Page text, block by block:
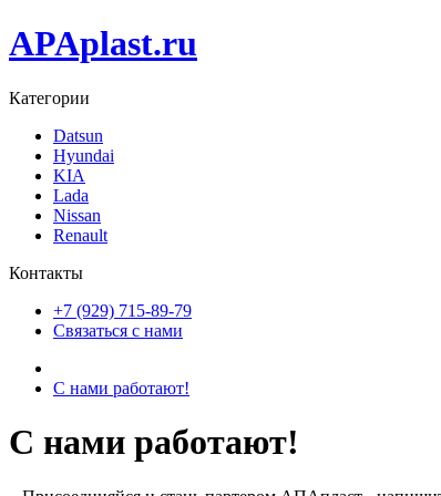
APAplast.ru
Категории
Datsun
Hyundai
KIA
Lada
Nissan
Renault
Контакты
+7 (929) 715-89-79
Связаться с нами
С нами работают!
С нами работают!